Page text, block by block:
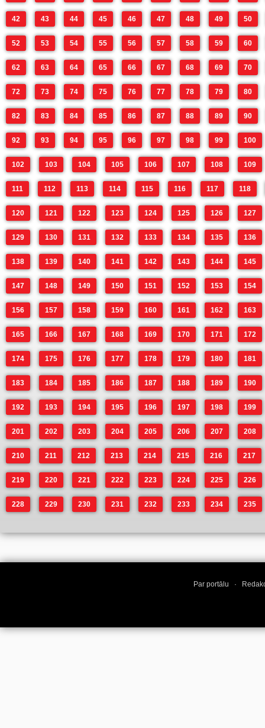
42 43 44 45 46 47 48 49 50
52 53 54 55 56 57 58 59 60
62 63 64 65 66 67 68 69 70
72 73 74 75 76 77 78 79 80
82 83 84 85 86 87 88 89 90
92 93 94 95 96 97 98 99 100
102 103 104 105 106 107 108 109
111 112 113 114 115 116 117 118
120 121 122 123 124 125 126 127
129 130 131 132 133 134 135 136
138 139 140 141 142 143 144 145
147 148 149 150 151 152 153 154
156 157 158 159 160 161 162 163
165 166 167 168 169 170 171 172
174 175 176 177 178 179 180 181
183 184 185 186 187 188 189 190
192 193 194 195 196 197 198 199
201 202 203 204 205 206 207 208
210 211 212 213 214 215 216 217
219 220 221 222 223 224 225 226
228 229 230 231 232 233 234 235
Par portālu ·